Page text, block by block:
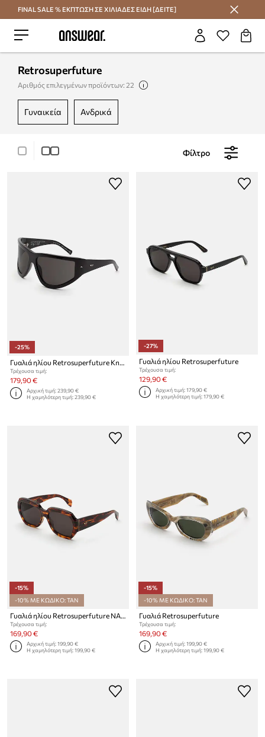
Εξοικονομήστε με το Answear Club
FINAL SALE % ΕΚΠΤΩΣΗ ΣΕ ΧΙΛΙΑΔΕΣ ΕΙΔΗ [ΔΕΙΤΕ]
Retrosuperfuture
Αριθμός επιλεγμένων προϊόντων: 22
γυναικεία ανδρικά
Φίλτρο
-25%
Τρέχουσα τιμή:
179,90 €
Αρχική τιμή:239,90 €
Η χαμηλότερη τιμή:239,90 €
-27%
Γυαλιά ηλίου Retrosuperfuture
Τρέχουσα τιμή:
129,90 €
Αρχική τιμή:179,90 €
Η χαμηλότερη τιμή:179,90 €
-15%
-10% ΜΕ ΚΩΔΙΚΟ: TAN
Γυαλιά ηλίου Retrosuperfuture NALA
Τρέχουσα τιμή:
169,90 €
Αρχική τιμή:199,90 €
Η χαμηλότερη τιμή:199,90 €
-15%
-10% ΜΕ ΚΩΔΙΚΟ: TAN
Γυαλιά Retrosuperfuture
Τρέχουσα τιμή:
169,90 €
Αρχική τιμή:199,90 €
Η χαμηλότερη τιμή:199,90 €